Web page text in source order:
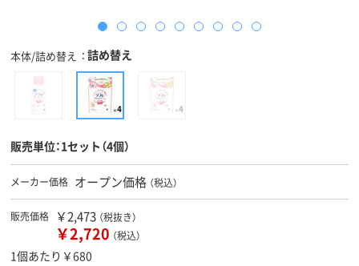
本体/詰め替え 詰め替え
販売単位：1セット（4個）
メーカー価格 オープン価格 （税込）
販売価格 ￥2,473 （税抜き）
￥2,720 （税込）
1個あたり￥680